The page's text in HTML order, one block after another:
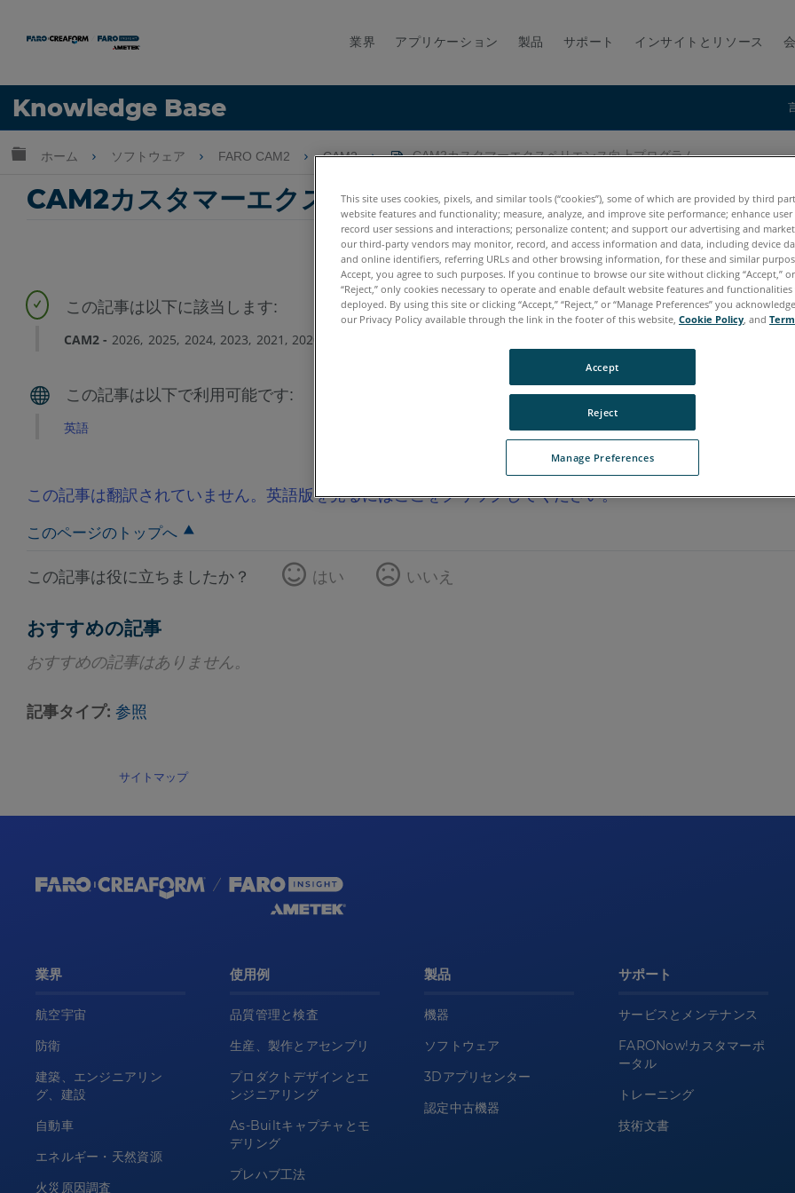
業界 アプリケーション 製品 サポート インサイトとリソース
Knowledge Base
言語
グローバル階層を展開/折りたたむ
ホーム ソフトウェア FARO CAM2 CAM2 CAM2カスタマーエクスペリエンス向上プログラム
CAM2カスタマーエクスペリエンス向上プログラム
CAM2 2026 2025 2024 2023 2021 2020
英語
この記事は翻訳されていません。英語版を見るにはここをクリックしてください。
このページのトップへ
この記事は役に立ちましたか？ はい いいえ
おすすめの記事
おすすめの記事はありません。
記事タイプ 参照
サイトマップ
業界
航空宇宙
防衛
建築、エンジニアリン
グ、建設
自動車
エネルギー・天然資源
火災原因調査
使用例
品質管理と検査
生産、製作とアセンブリ
プロダクトデザインとエ
ンジニアリング
As-Builtキャプチャとモ
デリング
プレハブ工法
製品
機器
ソフトウェア
3Dアプリセンター
認定中古機器
サポート
サービスとメンテナンス
FARONow!カスタマーポ
ータル
トレーニング
技術文書
This site uses cookies, pixels, and similar tools (“cookies”), some of which are provided by third
website features and functionality; measure, analyze, and improve site performance; enhance user
record user sessions and interactions; personalize content; and support our advertising and
our third-party vendors may monitor, record, and access information and data, including device
and online identifiers, referring URLs and other browsing information, for these and similar
Accept, you agree to such purposes. If you continue to browse our site without clicking “Accept,”
“Reject,” only cookies necessary to operate and enable default website features and
deployed. By using this site or clicking “Accept,” “Reject,” or “Manage Preferences” you
our Privacy Policy available through the link in the footer of this website, Cookie Policy, and
Manage Preferences
Reject
Accept